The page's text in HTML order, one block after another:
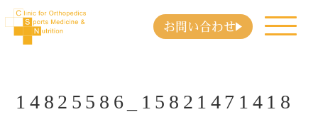
お問い合わせ
14825586_15821471418